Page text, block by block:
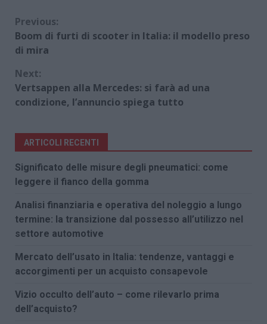
Continue
Reading
Previous:
Boom di furti di scooter in Italia: il modello preso
di mira
Next:
Vertsappen alla Mercedes: si farà ad una
condizione, l’annuncio spiega tutto
ARTICOLI RECENTI
Significato delle misure degli pneumatici: come
leggere il fianco della gomma
Analisi finanziaria e operativa del noleggio a lungo
termine: la transizione dal possesso all’utilizzo nel
settore automotive
Mercato dell’usato in Italia: tendenze, vantaggi e
accorgimenti per un acquisto consapevole
Vizio occulto dell’auto – come rilevarlo prima
dell’acquisto?